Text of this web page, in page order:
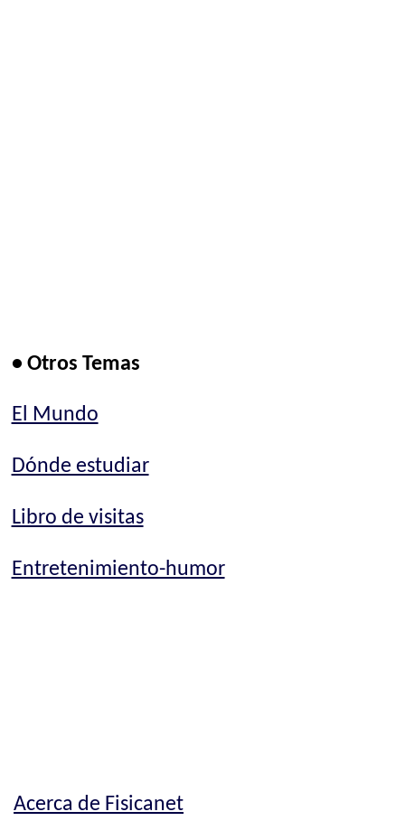
• Otros Temas
El Mundo
Dónde estudiar
Libro de visitas
Entretenimiento-humor
Acerca de Fisicanet